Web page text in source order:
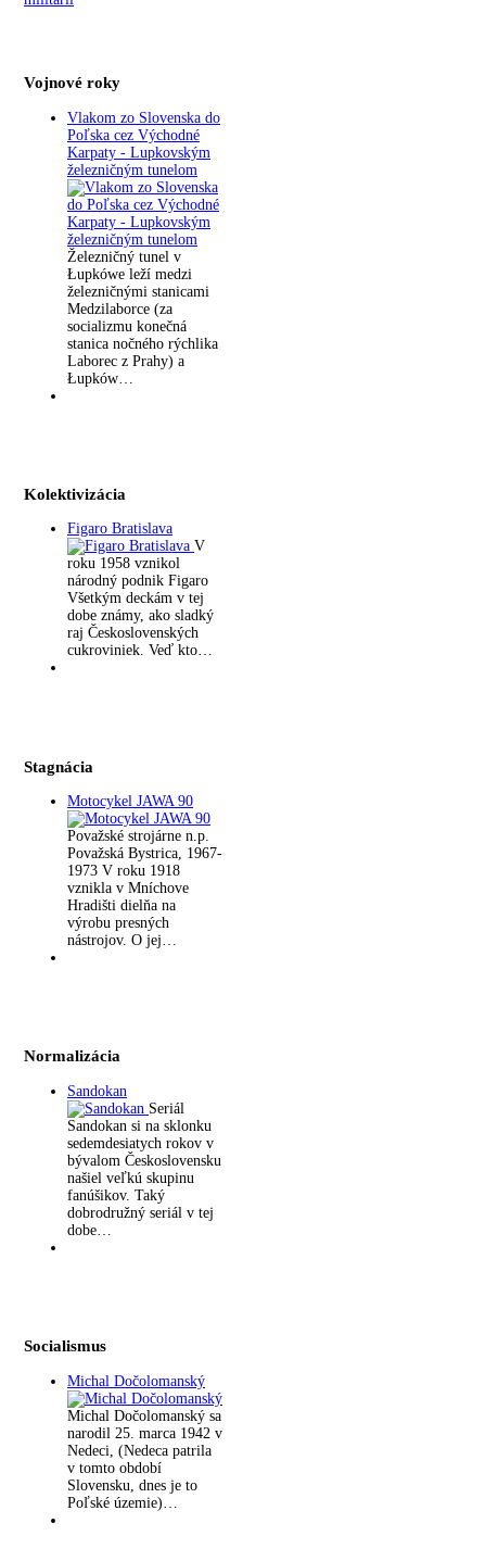
Vojnové roky
Vlakom zo Slovenska do
Poľska cez Východné
Karpaty - Lupkovským
železničným tunelom
Železničný tunel v
Łupkówe leží medzi
železničnými stanicami
Medzilaborce (za
socializmu konečná
stanica nočného rýchlika
Laborec z Prahy) a
Łupków…
Kolektivizácia
Figaro Bratislava
V
roku 1958 vznikol
národný podnik Figaro
Všetkým deckám v tej
dobe známy, ako sladký
raj Československých
cukroviniek. Veď kto…
Stagnácia
Motocykel JAWA 90
Považské strojárne n.p.
Považská Bystrica, 1967-
1973 V roku 1918
vznikla v Mníchove
Hradišti dielňa na
výrobu presných
nástrojov. O jej…
Normalizácia
Sandokan
Seriál
Sandokan si na sklonku
sedemdesiatych rokov v
bývalom Československu
našiel veľkú skupinu
fanúšikov. Taký
dobrodružný seriál v tej
dobe…
Socialismus
Michal Dočolomanský
Michal Dočolomanský sa
narodil 25. marca 1942 v
Nedeci, (Nedeca patrila
v tomto období
Slovensku, dnes je to
Poľské územie)…